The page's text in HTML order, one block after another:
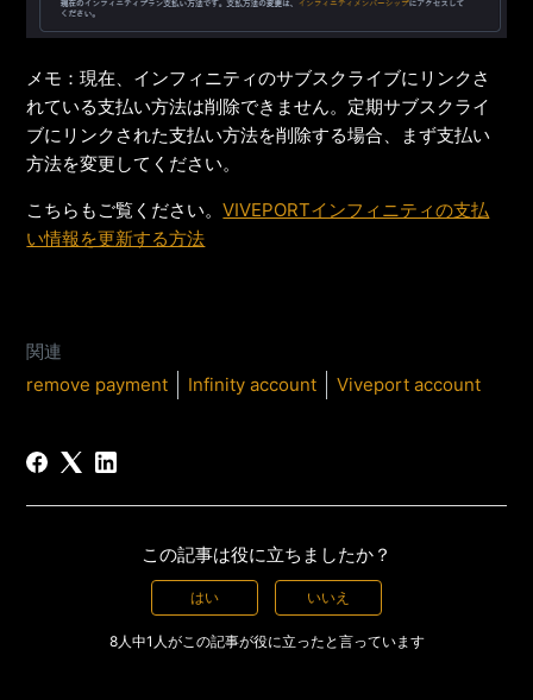
メモ：現在、インフィニティのサブスクライブにリンクさ
れている支払い方法は削除できません。定期サブスクライ
ブにリンクされた支払い方法を削除する場合、まず支払い
方法を変更してください。
こちらもご覧ください。VIVEPORTインフィニティの支払
い情報を更新する方法
関連
remove payment
Infinity account Viveport account
この記事は役に立ちましたか？
はい いいえ
8人中1人がこの記事が役に立ったと言っています